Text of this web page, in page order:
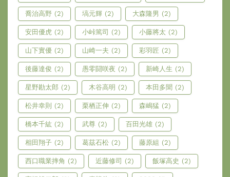
喬治高野 (2) 塙元輝 (2) 大森隆男 (2)
安田優虎 (2) 小峠篤司 (2) 小藤將太 (2)
山下實優 (2) 山崎一夫 (2) 彩羽匠 (2)
後藤達俊 (2) 愚零闘咲夜 (2) 新崎人生 (2)
星野勘太郎 (2) 木谷高明 (2) 本田多聞 (2)
松井幸則 (2) 栗栖正伸 (2) 森嶋猛 (2)
橋本千紘 (2) 武尊 (2) 百田光雄 (2)
相田翔子 (2) 葛茲石松 (2) 藤原組 (2)
西口職業摔角 (2) 近藤修司 (2) 飯塚高史 (2)